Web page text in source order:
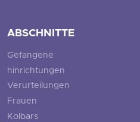
ABSCHNITTE
Gefangene
hinrichtungen
Verurteilungen
Frauen
Kolbars